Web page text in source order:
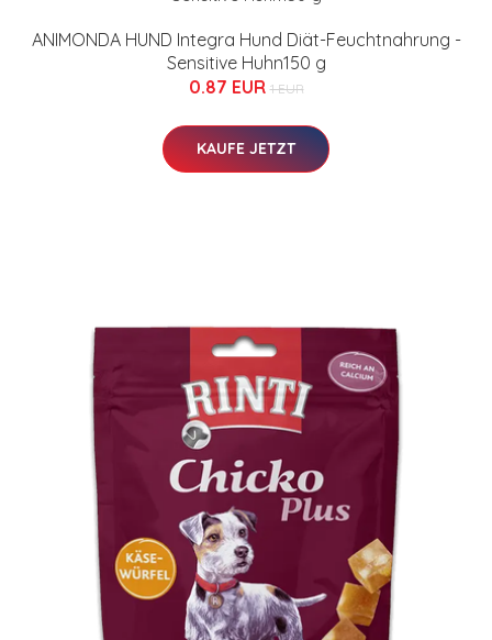
ANIMONDA HUND Integra Hund Diät-Feuchtnahrung -
Sensitive Huhn150 g
0.87 EUR 1 EUR
KAUFE JETZT